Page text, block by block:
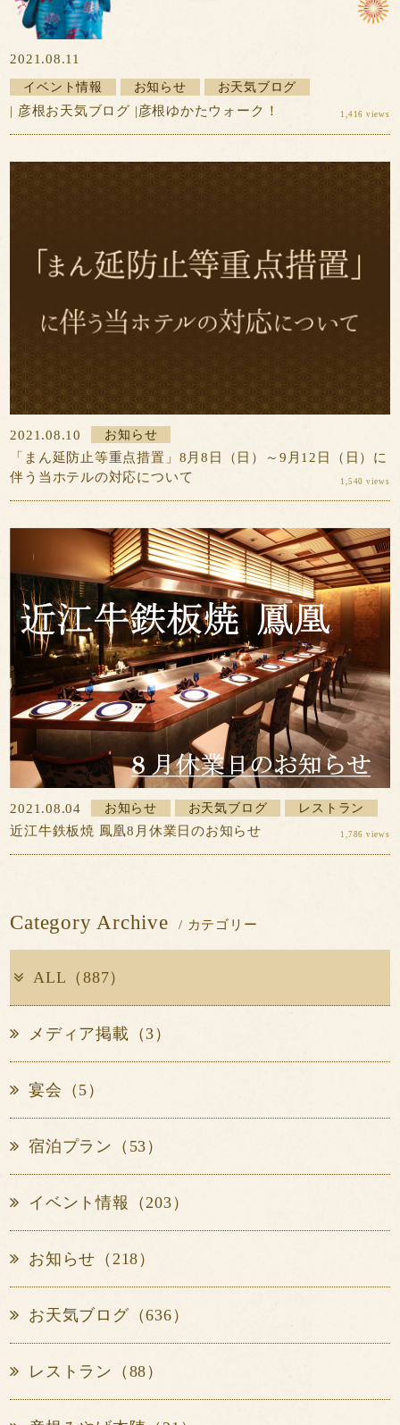
2021.08.11
イベント情報 お知らせ お天気ブログ
| 彦根お天気ブログ |彦根ゆかたウォーク！ 1,416 views
2021.08.10 お知らせ
「まん延防止等重点措置」8月8日（日）～9月12日（日）に
伴う当ホテルの対応について
1,540 views
2021.08.04 お知らせ お天気ブログ レストラン
近江牛鉄板焼 鳳凰8月休業日のお知らせ 1,786 views
Category Archive / カテゴリー
ALL（887）
メディア掲載（3）
宴会（5）
宿泊プラン（53）
イベント情報（203）
お知らせ（218）
お天気ブログ（636）
レストラン（88）